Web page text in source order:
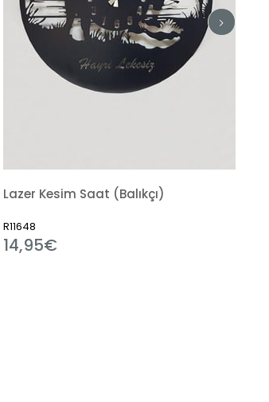
Lazer Kesim Saat (Balıkçı)
R11648
14,95€